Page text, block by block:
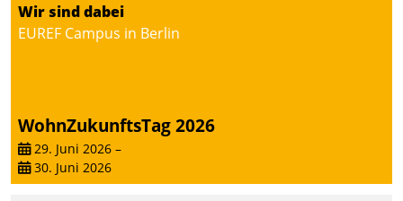
Wir sind dabei
EUREF Campus in Berlin
WohnZukunftsTag 2026
29. Juni 2026 –
30. Juni 2026